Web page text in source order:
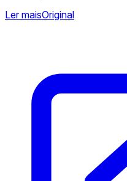
Ler maisOriginal